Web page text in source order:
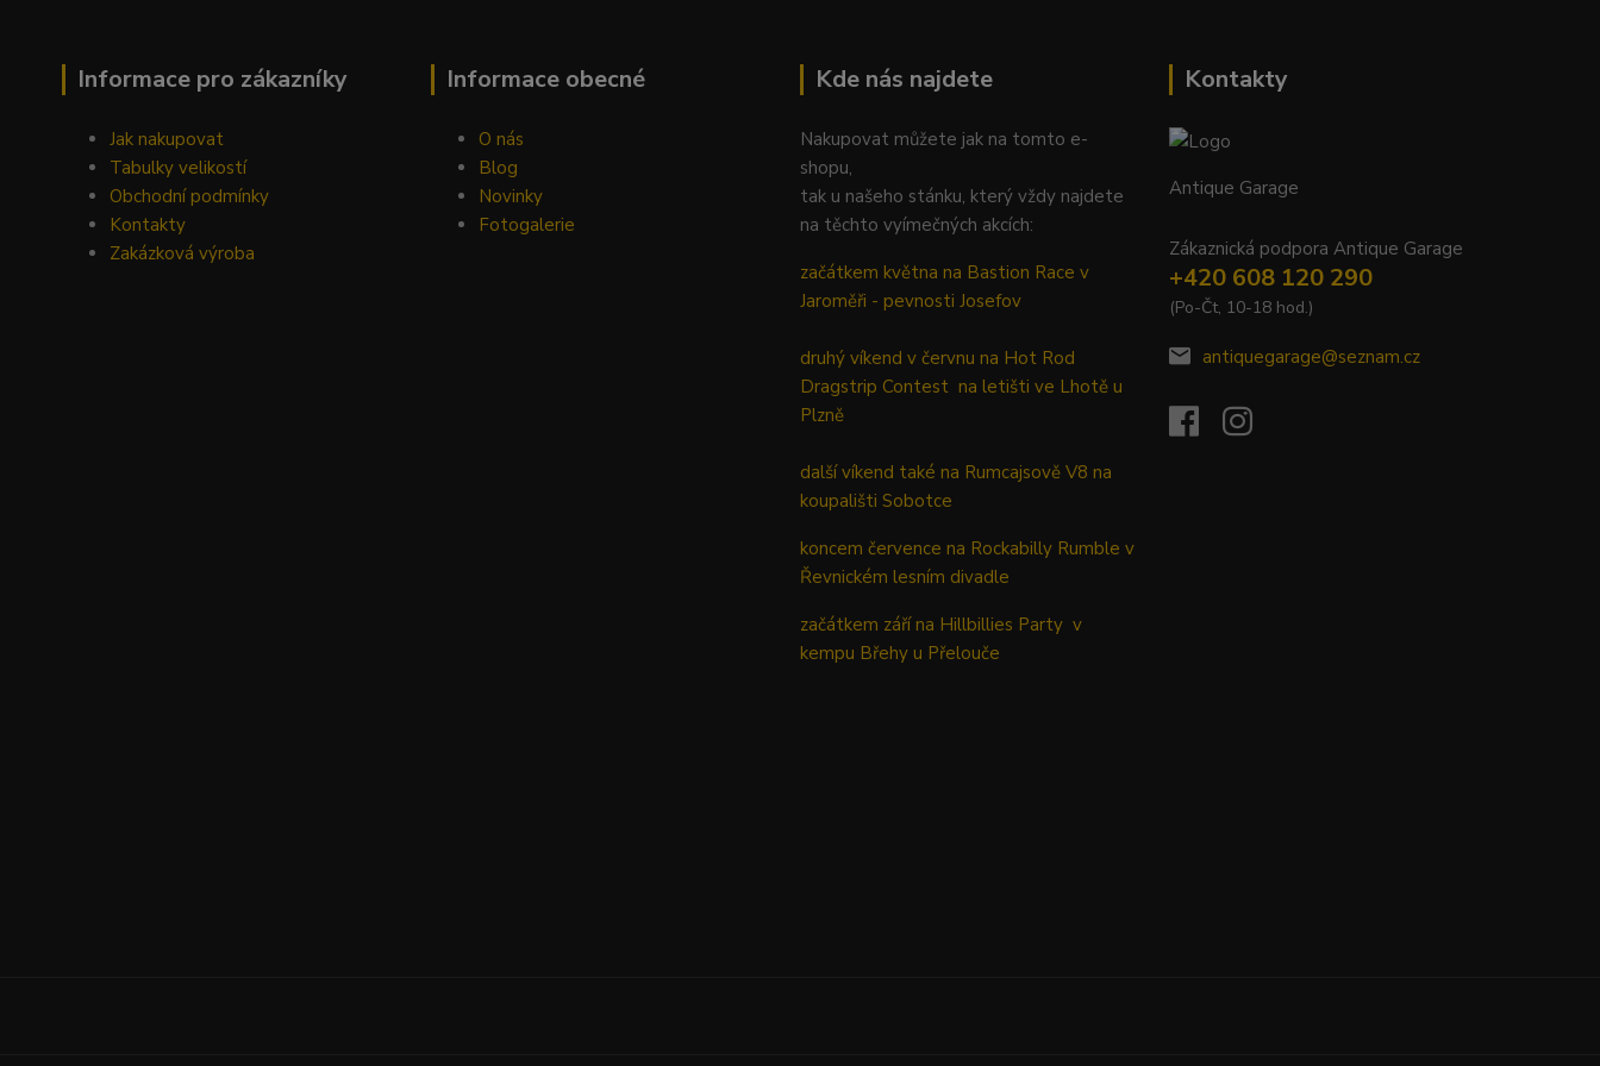
Informace pro zákazníky
Jak nakupovat
Tabulky velikostí
Obchodní podmínky
Kontakty
Zakázková výroba
Informace obecné
O nás
Blog
Novinky
Fotogalerie
Kde nás najdete
Nakupovat můžete jak na tomto e-
shopu,
tak u našeho stánku, který vždy najdete
na těchto vyímečných akcích:
začátkem května na Bastion Race v
Jaroměři - pevnosti Josefov
druhý víkend v červnu na Hot Rod
Dragstrip Contest na letišti ve Lhotě u
Plzně
další víkend také na Rumcajsově V8 na
koupališti Sobotce
koncem července na Rockabilly Rumble v
Řevnickém lesním divadle
začátkem září na Hillbillies Party v
kempu Břehy u Přelouče
Kontakty
Antique Garage
Zákaznická podpora Antique Garage
+420 608 120 290
(Po-Čt, 10-18 hod.)
antiquegarage@seznam.cz